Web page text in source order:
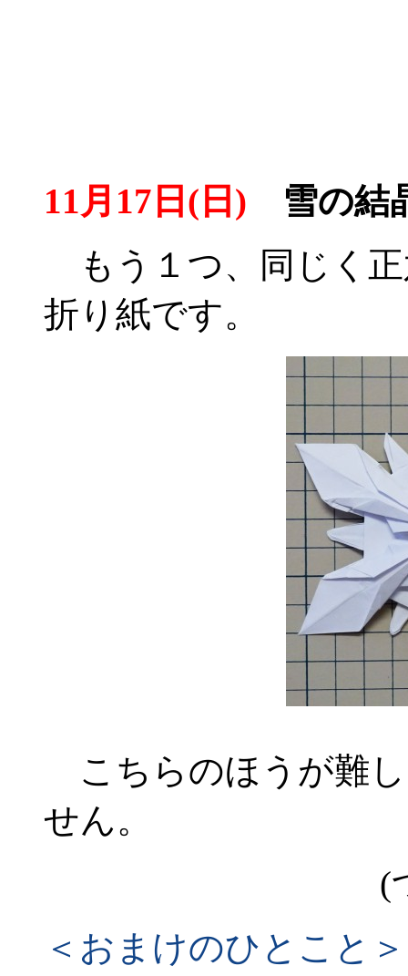
11月17日(日) 雪の結
もう１つ、同じく
折り紙です。
こちらのほうが難
せん。
(
＜おまけのひとこと＞